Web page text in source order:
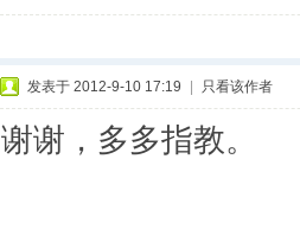
发表于 2012-9-10 17:19 只看该作者
谢谢，多多指教。